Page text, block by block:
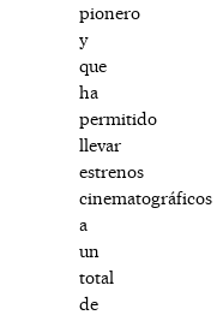
pionero
y
que
ha
permitido
llevar
estrenos
cinematográficos
a
un
total
de